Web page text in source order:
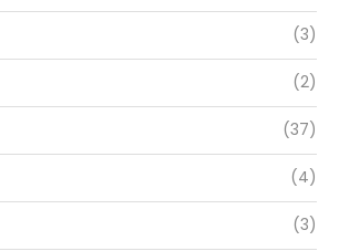
(3)
(2)
(37)
(4)
(3)